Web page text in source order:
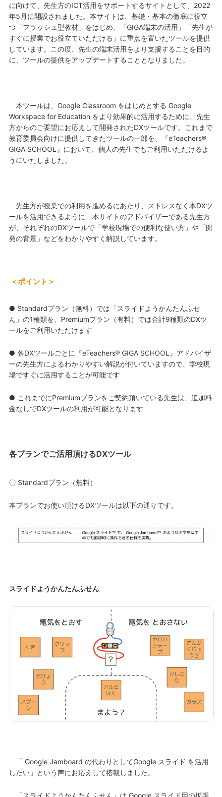
に向けて、先生方のICT活用をサポートするサイトとして、2022
年5月に開設されました。本サイトは、基礎・基本の徹底に役立
つ「フラッシュ型教材」をはじめ、「GIGA端末の活用」「先生が
すぐに授業でお役立ていただける」に重点を置いたツールを提供
しています。この度、先生の端末活用をより支援することを目的
に、ツールの提供をアップデートすることとなりました。
本ツールは、Google Classroom をはじめとする Google
Workspace for Education をより効果的に活用するために、先生
方からのご要望にお応えして開発されたDXツールです。これまで
教育委員会向けに提供してきたツールの一部を、『eTeachers®
GIGA SCHOOL』において、個人の先生でもご利用いただけるよ
うにいたしました。
先生方が授業での利用を進めるにあたり、ストレスなく本DXツ
ールを活用できるように、本サイトのアドバイザーである先生方
が、それぞれのDXツールで「学校現場での便利な使い方」や「開
発の背景」などをわかりやすく解説しています。
＜ポイント＞
● Standardプラン（無料）では「スライドようかんたんふせ
ん」の1種類を、Premiumプラン（有料）では合計9種類のDXツ
ールをご利用いただけます
● 各DXツールごとに『eTeachers® GIGA SCHOOL』アドバイザ
ーの先生方によるわかりやすい解説が付いていますので、学校現
場ですぐに活用することが可能です
● これまでにPremiumプランをご契約頂いている先生は、追加料
金なしでDXツールの利用が可能となります
各プランでご活用頂けるDXツール
〇 Standardプラン（無料）
本プランでお使い頂けるDXツールは以下の通りです。
スライドようかんたんふせん
「 Google Jamboard の代わりとしてGoogle スライド を活用
したい」という声にお応えして搭載しました。
「スライドようかんたんふせん」は Google スライド用の拡張